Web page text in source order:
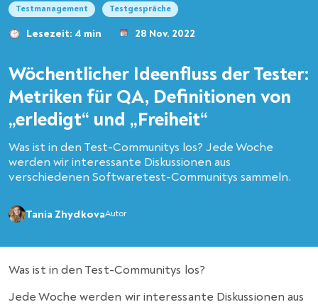
Testmanagement Testgespräche
Lesezeit: 4 min 28 Nov. 2022
Wöchentlicher Ideenfluss der Tester:
Metriken für QA, Definitionen von
„erledigt“ und „Freiheit“
Was ist in den Test-Communitys los? Jede Woche
werden wir interessante Diskussionen aus
verschiedenen Softwaretest-Communitys sammeln.
Tania ZhydkovaAutor
Was ist in den Test-Communitys los?
Jede Woche werden wir interessante Diskussionen aus